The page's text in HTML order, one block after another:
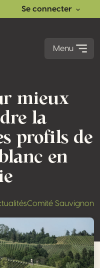
Se connecter
Menu
mieux
la
profils de
en
Comité Sauvignon